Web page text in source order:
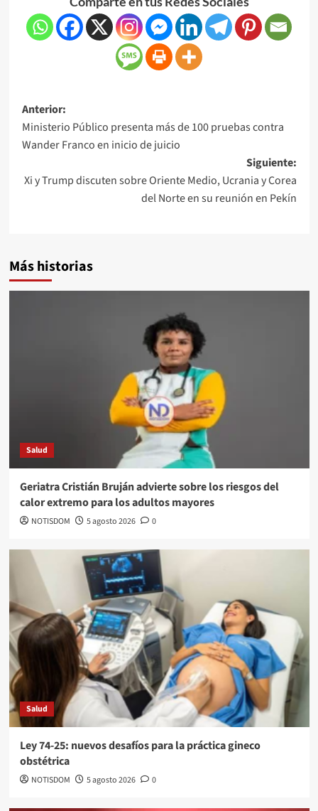
Anterior:
Ministerio Público presenta más de 100 pruebas contra
Wander Franco en inicio de juicio
Siguiente:
Xi y Trump discuten sobre Oriente Medio, Ucrania y Corea
del Norte en su reunión en Pekín
Más historias
Salud
Geriatra Cristián Bruján advierte sobre los riesgos del
calor extremo para los adultos mayores
NOTISDOM 5 agosto 2026 0
Salud
Ley 74-25: nuevos desafíos para la práctica gineco
obstétrica
NOTISDOM 5 agosto 2026 0